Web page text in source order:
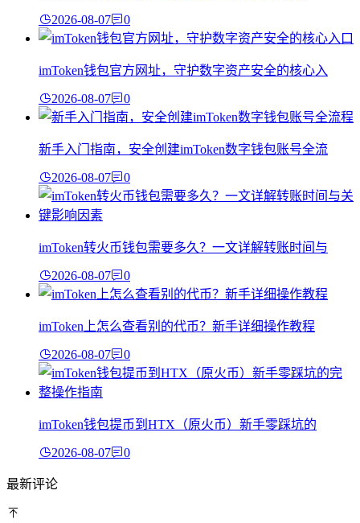
2026-08-07 0
imToken钱包官方网址，守护数字资产安全的核心入
2026-08-07 0
新手入门指南，安全创建imToken数字钱包账号全流
2026-08-07 0
imToken转火币钱包需要多久？一文详解转账时间与
2026-08-07 0
imToken上怎么查看别的代币？新手详细操作教程
2026-08-07 0
imToken钱包提币到HTX（原火币）新手零踩坑的
2026-08-07 0
最新评论